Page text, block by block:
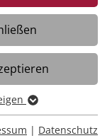
wurde
Funktionen
| Datenschutz